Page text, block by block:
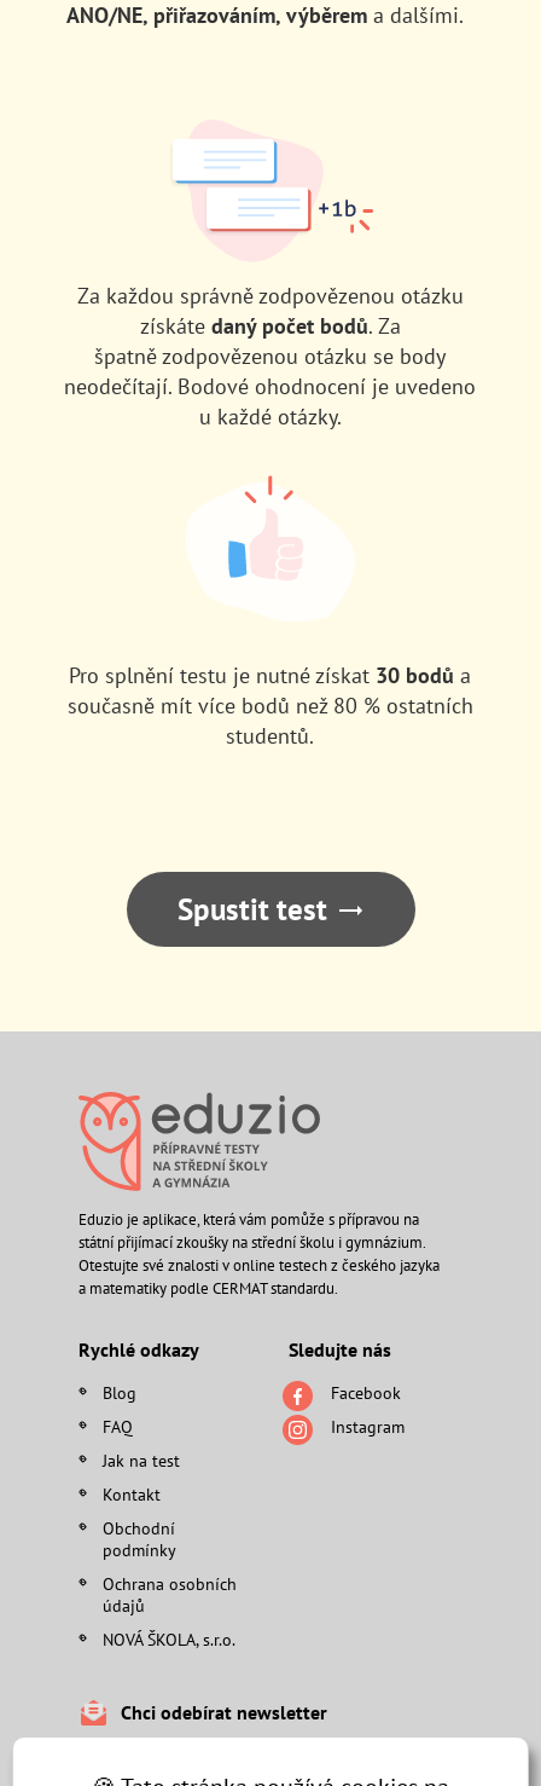
ANO/NE, přiřazováním, výběrema dalšími.
Za každou správně zodpovězenou otázku
získáte daný počet bodů. Za
špatně zodpovězenou otázku se body
neodečítají. Bodové ohodnocení je uvedeno
u každé otázky.
Pro splnění testu je nutné získat 30 bodů a
současně mít více bodů než 80 % ostatních
studentů.
Spustit test
Eduzio je aplikace, která vám pomůže s přípravou na
státní přijímací zkoušky na střední školu i gymnázium.
Otestujte své znalosti v online testech z českého jazyka
a matematiky podle CERMAT standardu.
Rychlé odkazy
Blog
FAQ
Jak na test
Kontakt
Obchodní
podmínky
Ochrana osobních
údajů
NOVÁ ŠKOLA, s.r.o.
Sledujte nás
Facebook
Instagram
Chci odebírat newsletter